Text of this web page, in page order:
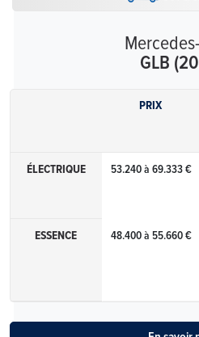
GLB
PRIX
ÉLECTRIQUE
53.240 à 69.333 €
ESSENCE 48.400 à 55.660 €